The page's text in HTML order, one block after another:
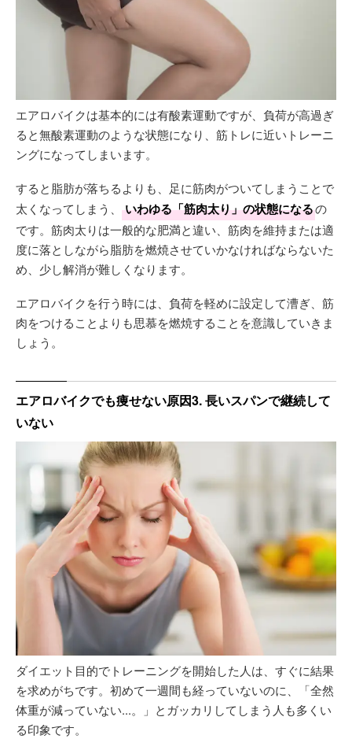
エアロバイクは基本的には有酸素運動ですが、負荷が高過ぎ
ると無酸素運動のような状態になり、筋トレに近いトレーニ
ングになってしまいます。
すると脂肪が落ちるよりも、足に筋肉がついてしまうことで
太くなってしまう、
いわゆる「筋肉太り」の状態になるの
です。筋肉太りは一般的な肥満と違い、筋肉を維持または適
度に落としながら脂肪を燃焼させていかなければならないた
め、少し解消が難しくなります。
エアロバイクを行う時には、負荷を軽めに設定して漕ぎ、筋
肉をつけることよりも思慕を燃焼することを意識していきま
しょう。
エアロバイクでも痩せない原因3. 長いスパンで継続して
いない
ダイエット目的でトレーニングを開始した人は、すぐに結果
を求めがちです。初めて一週間も経っていないのに、「全然
体重が減っていない...。」とガッカリしてしまう人も多くい
る印象です。